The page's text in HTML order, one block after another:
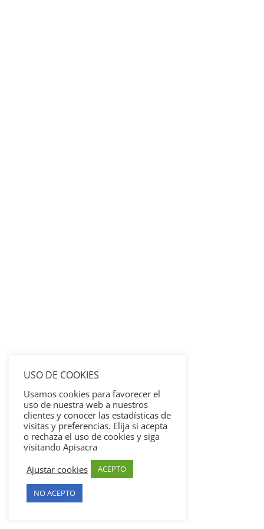
USO DE COOKIES
Usamos cookies para favorecer el
uso de nuestra web a nuestros
clientes y conocer las estadísticas de
visitas y preferencias. Elija si acepta
o rechaza el uso de cookies y siga
visitando Apisacra
Ajustar cookies
ACEPTO
NO ACEPTO